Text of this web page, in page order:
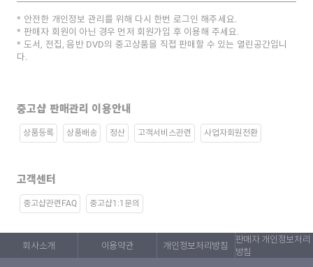
안전한 개인정보 관리를 위해 다시 한번 로그인 해주세요.
판매자 회원이 아닌 경우 먼저 회원가입 후 이용해 주세요.
도서, 전집, 음반 DVD의 중고상품을 직접 판매할 수 있는 열린공간입니
다.
중고샵 판매관리 이용안내
상품등록 상품배송 정산 고객서비스관련 사업자회원전환
고객센터
중고샵관련FAQ 중고샵1:1문의
회사소개 이용약관 개인정보처리방침
판매자 개인정보처리
방침